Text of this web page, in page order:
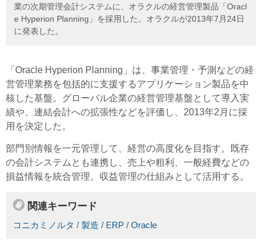
業の次期管理会計システムに、オラクルの経営管理製品「Oracl
e Hyperion Planning」を採用した。オラクルが2013年7月24日
に発表した。
「Oracle Hyperion Planning」は、事業管理・予測などの経
営管理業務を包括的に支援するアプリケーション製品を中
核した基盤。グローバル企業の経営管理基盤として導入実
績や、連結会計への拡張性などを評価し、2013年2月に採
用を決定した。
部門別情報を一元管理して、経営の高度化を目指す。既存
の会計システムとも連携し、売上や粗利、一般経費などの
損益情報を統合管理。収益管理の仕組みとして活用する。
関連キーワード
コニカミノルタ / 製造 / ERP / Oracle